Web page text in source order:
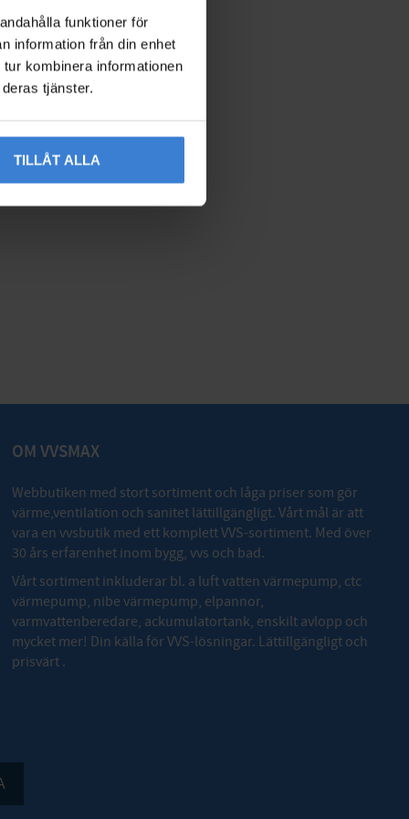
funktioner för
information från din enhet
kombinera informationen
tjänster.
TILLÅT ALLA
OM VVSMAX
Webbutiken med stort sortiment och låga priser som gör
värme,ventilation och sanitet lättillgängligt. Vårt mål är att
vara en vvsbutik med ett komplett VVS-sortiment. Med över
30 års erfarenhet inom bygg, vvs och bad.
Vårt sortiment inkluderar bl. a luft vatten värmepump, ctc
värmepump, nibe värmepump, elpannor,
varmvattenberedare, ackumulatortank, enskilt avlopp och
mycket mer! Din källa för VVS-lösningar. Lättillgängligt och
prisvärt .